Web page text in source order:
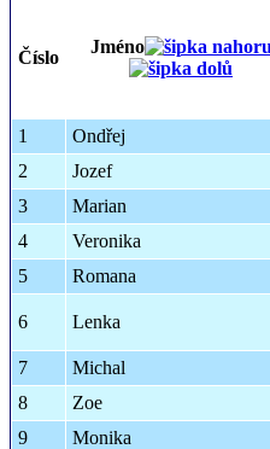
Číslo
Jméno
1 Ondřej
2
Jozef
3
Marian
4
Veronika
5
Romana
6 Lenka
7 Michal
8
Zoe
9
Monika